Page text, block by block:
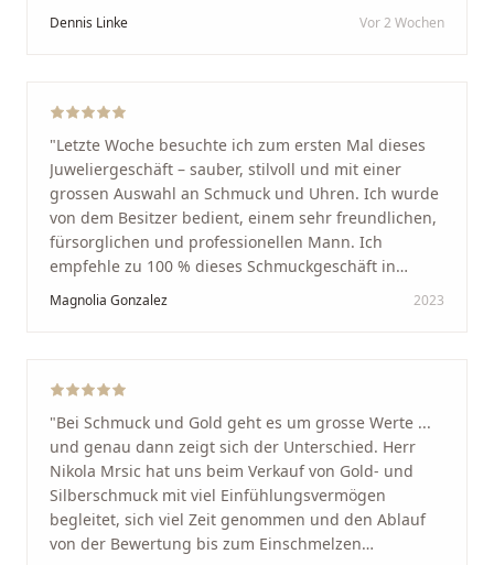
Vom ersten Termin an wurden wir jedes Mal
Arbeit und seine Kunden wirklich am Herzen liegen.
Service und echte Herzlichkeit schätzt, ist hier genau
richtig."
Dennis Linke Vor 2 Wochen
"Letzte Woche besuchte ich zum ersten Mal dieses
Juweliergeschäft – sauber, stilvoll und mit einer
grossen Auswahl an Schmuck und Uhren. Ich wurde
von dem Besitzer bedient, einem sehr freundlichen,
fürsorglichen und professionellen Mann. Ich
empfehle zu 100 % dieses Schmuckgeschäft in
Schaffhausen. Ich selbst war sehr zufrieden und
glücklich mit der Behandlung. Ich danke Ihnen – ich
Magnolia Gonzalez 2023
"Bei Schmuck und Gold geht es um grosse Werte ...
und genau dann zeigt sich der Unterschied. Herr
Nikola Mrsic hat uns beim Verkauf von Gold- und
Silberschmuck mit viel Einfühlungsvermögen
begleitet, sich viel Zeit genommen und den Ablauf
von der Bewertung bis zum Einschmelzen